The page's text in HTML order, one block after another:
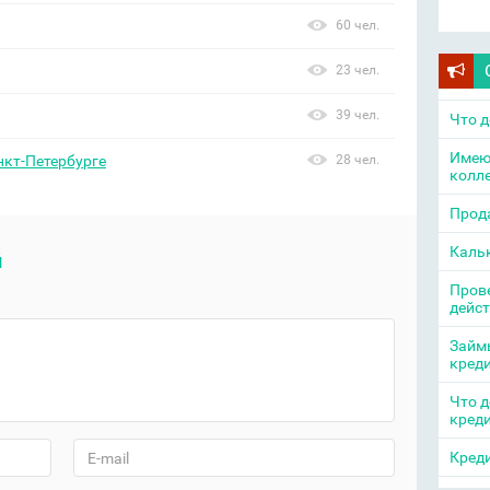
60 чел.
23 чел.
39 чел.
Петербурге 28 чел.
Что
Что